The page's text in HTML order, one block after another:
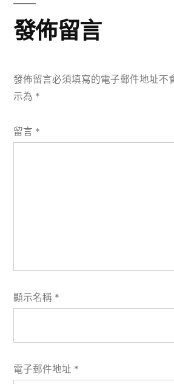
發佈留言
發佈留言必須填寫的電子郵件地址不
示為 *
留言 *
顯示名稱 *
電子郵件地址 *